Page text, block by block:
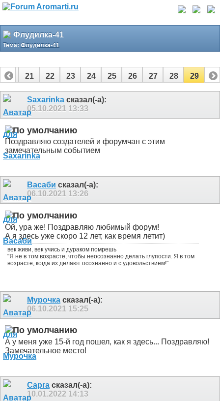
Флудилка-41
Тема: Флудилка-41
20 21 22 23 24 25 26 27 28 29
Saxarinka сказал(-а):
05.10.2021 13:33
Поздравляю создателей и форумчан с этим
замечательным событием
Васаби сказал(-а):
06.10.2021 13:26
Ой, ура же! Поздравляю любимый форум!
А я здесь уже скоро 12 лет, как время летит)
век живи, век учись и дураком помрешь
"Я не в том возрасте, чтобы неосознанно делать глупости. Я в том
возрасте, когда их делают осознанно и с удовольствием!"
Мурочка сказал(-а):
06.10.2021 15:25
А у меня уже 15-й год пошел, как я здесь... Поздравляю!
Замечательное место!
Capra сказал(-а):
10.01.2022 14:13